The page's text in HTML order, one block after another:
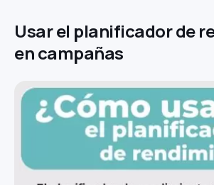
Usar el planificador de
en campañas